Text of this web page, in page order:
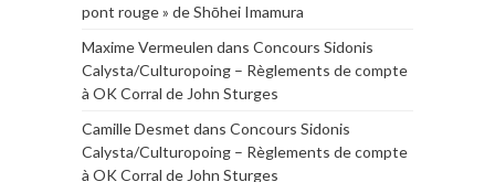
pont rouge » de Shōhei Imamura
Maxime Vermeulen dans Concours Sidonis
Calysta/Culturopoing – Règlements de compte
à OK Corral de John Sturges
Camille Desmet dans Concours Sidonis
Calysta/Culturopoing – Règlements de compte
à OK Corral de John Sturges